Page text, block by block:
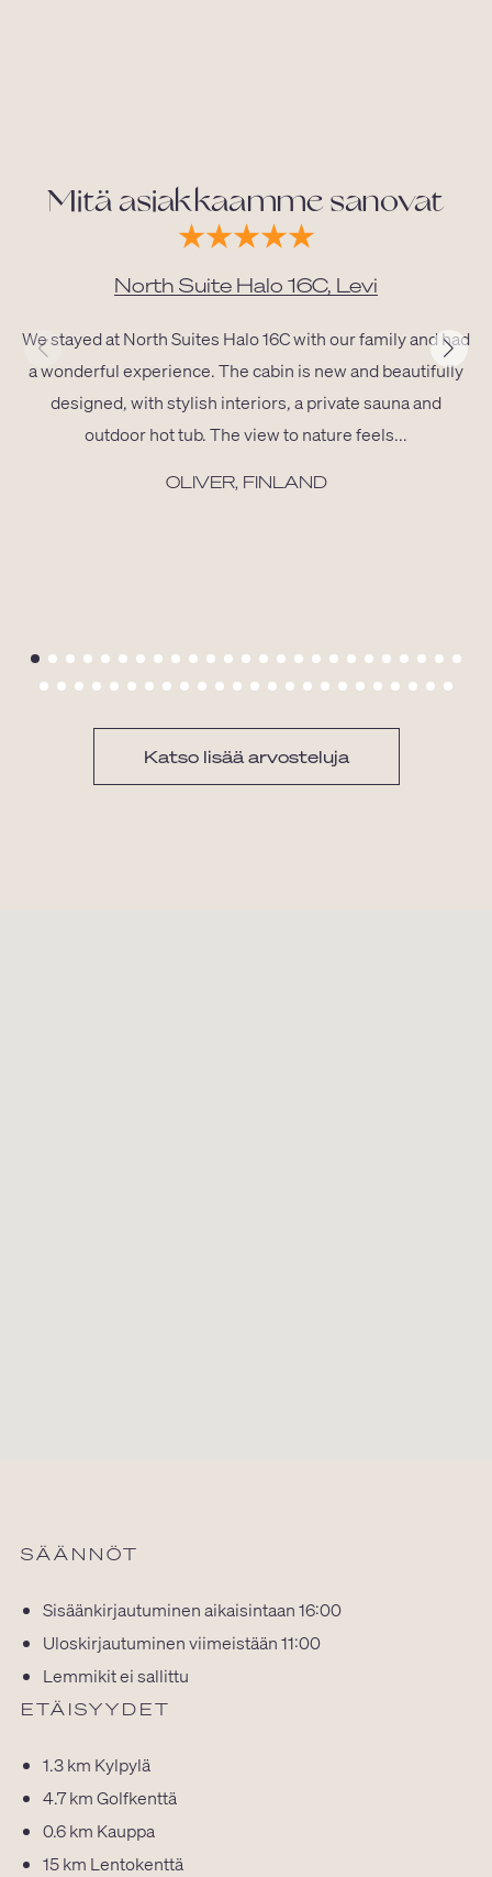
Mitä asiakkaamme sanovat
North Suite Halo 16C, Levi
We stayed at North Suites Halo 16C with our family and had
a wonderful experience. The cabin is new and beautifully
designed, with stylish interiors, a private sauna and
outdoor hot tub. The view to nature feels...
OLIVER, FINLAND
Katso lisää arvosteluja
SÄÄNNÖT
Sisäänkirjautuminen aikaisintaan 16:00
Uloskirjautuminen viimeistään 11:00
Lemmikit ei sallittu
ETÄISYYDET
1.3 km Kylpylä
4.7 kmGolfkenttä
0.6 km Kauppa
15 km Lentokenttä